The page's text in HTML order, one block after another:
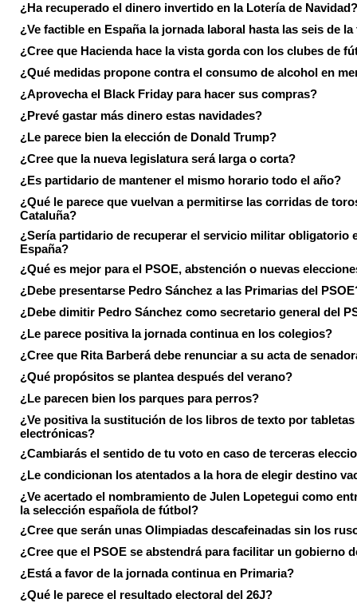
¿Ha recuperado el dinero invertido en la Lotería de Navidad?
¿Ve factible en España la jornada laboral hasta las seis de la
¿Cree que Hacienda hace la vista gorda con los clubes de
¿Qué medidas propone contra el consumo de alcohol en
¿Aprovecha el Black Friday para hacer sus compras?
¿Prevé gastar más dinero estas navidades?
¿Le parece bien la elección de Donald Trump?
¿Cree que la nueva legislatura será larga o corta?
¿Es partidario de mantener el mismo horario todo el año?
¿Qué le parece que vuelvan a permitirse las corridas de
Cataluña?
¿Sería partidario de recuperar el servicio militar obligatorio
España?
¿Qué es mejor para el PSOE, abstención o nuevas
¿Debe presentarse Pedro Sánchez a las Primarias del
¿Debe dimitir Pedro Sánchez como secretario general del
¿Le parece positiva la jornada continua en los colegios?
¿Cree que Rita Barberá debe renunciar a su acta de
¿Qué propósitos se plantea después del verano?
¿Le parecen bien los parques para perros?
¿Ve positiva la sustitución de los libros de texto por tabletas
electrónicas?
¿Cambiarás el sentido de tu voto en caso de terceras
¿Le condicionan los atentados a la hora de elegir destino
¿Ve acertado el nombramiento de Julen Lopetegui como
la selección española de fútbol?
¿Cree que serán unas Olimpiadas descafeinadas sin los
¿Cree que el PSOE se abstendrá para facilitar un gobierno
¿Está a favor de la jornada continua en Primaria?
¿Qué le parece el resultado electoral del 26J?